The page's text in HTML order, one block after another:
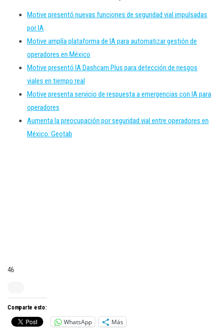
Motive presentó nuevas funciones de seguridad vial impulsadas
por IA
Motive amplía plataforma de IA para automatizar gestión de
operadores en México
Motive presentó IA Dashcam Plus para detección de riesgos
viales en tiempo real
Motive presenta servicio de respuesta a emergencias con IA para
operadores
Aumenta la preocupación por seguridad vial entre operadores en
México: Geotab
46
Comparte esto:
WhatsApp Más